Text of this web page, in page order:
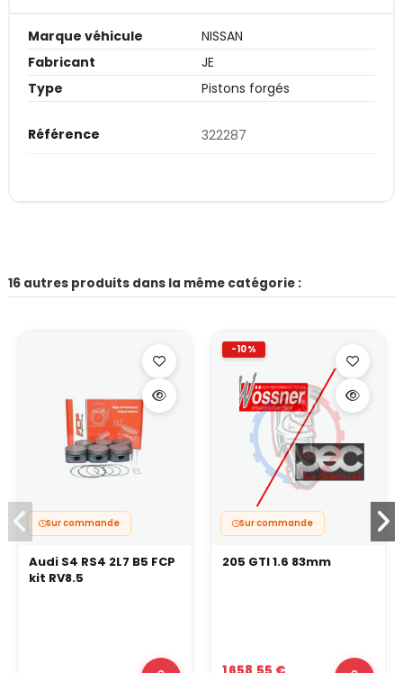
Marque véhicule
NISSAN
Fabricant
JE
Type
Pistons forgés
Référence 322287
16 autres produits dans la même catégorie :
Sur commande
Audi S4 RS4 2L7 B5 FCP
kit RV8.5
-10%
Sur commande
205 GTI 1.6 83mm